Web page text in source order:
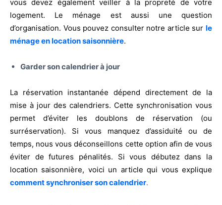
vous devez également veiller à la propreté de votre
logement. Le ménage est aussi une question
d’organisation. Vous pouvez consulter notre article sur le
ménage en location saisonnière.
Garder son calendrier à jour
La réservation instantanée dépend directement de la
mise à jour des calendriers. Cette synchronisation vous
permet d’éviter les doublons de réservation (ou
surréservation). Si vous manquez d’assiduité ou de
temps, nous vous déconseillons cette option afin de vous
éviter de futures pénalités. Si vous débutez dans la
location saisonnière, voici un article qui vous explique
comment synchroniser son calendrier.